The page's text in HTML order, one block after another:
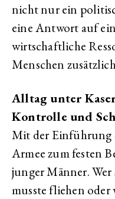
nicht nur ein
eine Antwort auf
wirtschaftliche
Menschen
Alltag unter
Kontrolle und
Mit der Einführung
Armee zum festen
junger Männer.
musste fliehen oder